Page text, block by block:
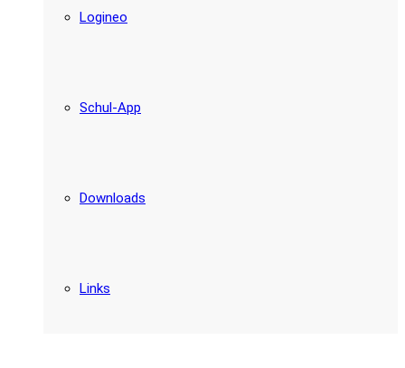
Logineo
Schul-App
Downloads
Links